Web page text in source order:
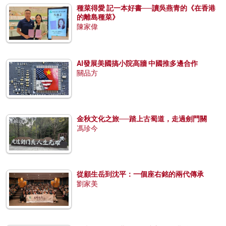
種菜得愛 記一本好書──讀吳燕青的《在香港
的離島種菜》
陳家偉
AI發展美國搞小院高牆 中國推多邊合作
關品方
金秋文化之旅──踏上古蜀道，走過劍門關
馮珍今
從顧生岳到沈平：一個座右銘的兩代傳承
劉家美